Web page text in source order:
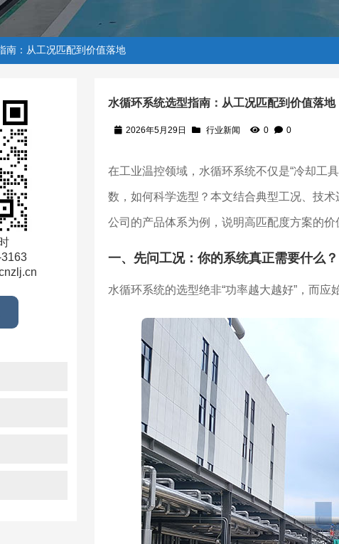
型指南：从工况匹配到价值落地
南：从工况匹配到价值落地
水循环系统选型指南：从工况匹配到价值落地
2026年5月29日 行业新闻 0 0
在工业温控领域，水循环系统不仅是“冷却工
数，如何科学选型？本文结合典型工况、技
公司的产品体系为例，说明高匹配度方案的价
一、先问工况：你的系统真正需要什么？
水循环系统的选型绝非“功率越大越好”，而应